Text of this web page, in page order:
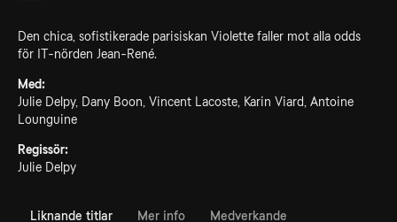
Den chica, sofistikerade parisiskan Violette faller mot alla odds
för IT-nörden Jean-René.
Med:
Julie Delpy, Dany Boon, Vincent Lacoste, Karin Viard, Antoine
Lounguine
Regissör:
Julie Delpy
Liknande titlar Mer info Medverkande